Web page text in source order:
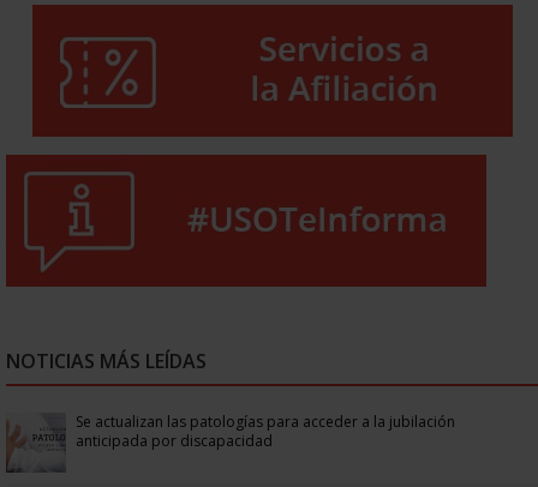
NOTICIAS MÁS LEÍDAS
Se actualizan las patologías para acceder a la jubilación
anticipada por discapacidad